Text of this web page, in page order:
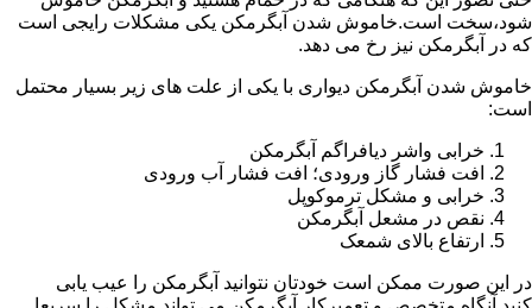
شود،سخت است.خاموش شدن آبگرمکن یکی مشکلات رایجی است
که در آبگرمکن نیز رخ می دهد.
خاموش شدن آبگرمکن دیواری با یکی از علت های زیر بسیار محتمل
است:
خرابی واشر دیافراگم آبگرمکن
افت فشار گاز ورودی؛ افت فشار آب ورودی
خرابی و مشکل ترموکوپل
نقص در مشعل آبگرمکن
ارتفاع بالای شمعک
در این صورت ممکن است خودتان نتوانید آبگرمکن را عیب یابی